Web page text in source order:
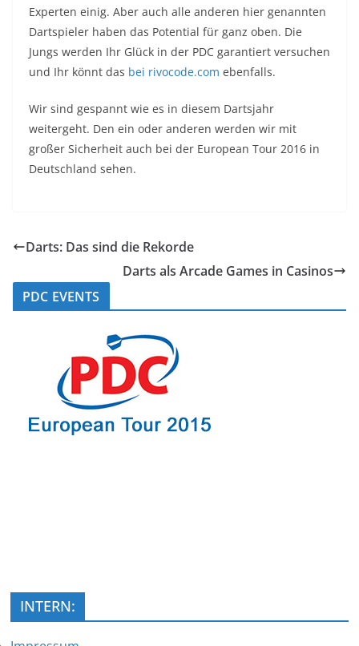
Experten einig. Aber auch alle anderen hier genannten
Dartspieler haben das Potential für ganz oben. Die
Jungs werden Ihr Glück in der PDC garantiert versuchen
und Ihr könnt das bei rivocode.com ebenfalls.
Wir sind gespannt wie es in diesem Dartsjahr
weitergeht. Den ein oder anderen werden wir mit
großer Sicherheit auch bei der European Tour 2016 in
Deutschland sehen.
Darts: Das sind die Rekorde
Darts als Arcade Games in Casinos
PDC EVENTS
INTERN: